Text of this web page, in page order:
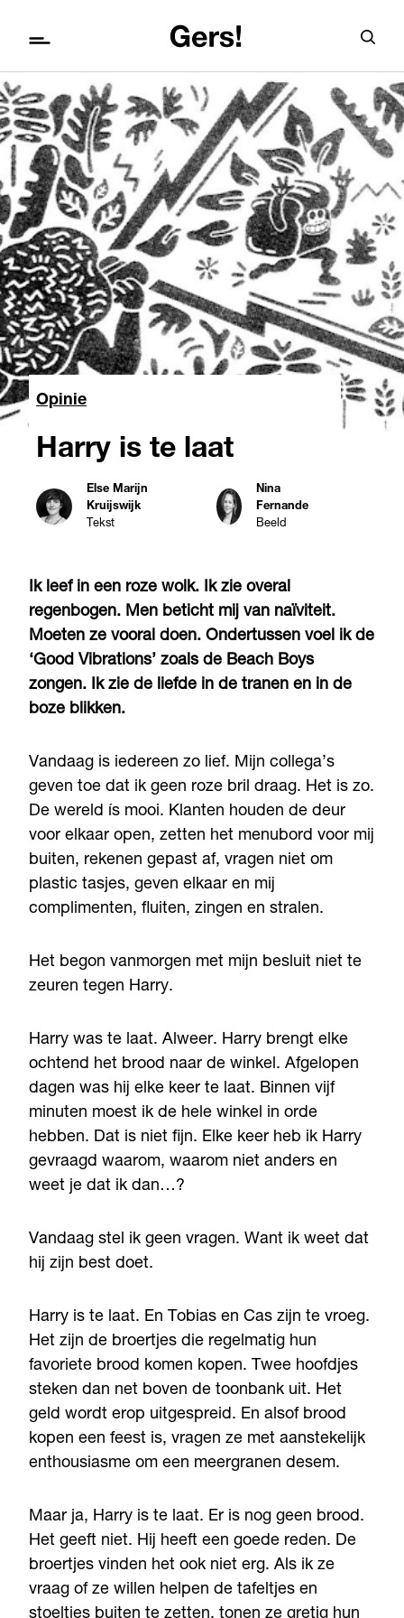
Opinie
Harry is te laat
Else Marijn
Kruijswijk
Tekst
Nina
Fernande
Beeld
Ik leef in een roze wolk. Ik zie overal
regenbogen. Men beticht mij van naïviteit.
Moeten ze vooral doen. Ondertussen voel ik de
‘Good Vibrations’ zoals de Beach Boys
zongen. Ik zie de liefde in de tranen en in de
boze blikken.
Vandaag is iedereen zo lief. Mijn collega’s
geven toe dat ik geen roze bril draag. Het is zo.
De wereld ís mooi. Klanten houden de deur
voor elkaar open, zetten het menubord voor mij
buiten, rekenen gepast af, vragen niet om
plastic tasjes, geven elkaar en mij
complimenten, fluiten, zingen en stralen.
Het begon vanmorgen met mijn besluit niet te
zeuren tegen Harry.
Harry was te laat. Alweer. Harry brengt elke
ochtend het brood naar de winkel. Afgelopen
dagen was hij elke keer te laat. Binnen vijf
minuten moest ik de hele winkel in orde
hebben. Dat is niet fijn. Elke keer heb ik Harry
gevraagd waarom, waarom niet anders en
weet je dat ik dan…?
Vandaag stel ik geen vragen. Want ik weet dat
hij zijn best doet.
Harry is te laat. En Tobias en Cas zijn te vroeg.
Het zijn de broertjes die regelmatig hun
favoriete brood komen kopen. Twee hoofdjes
steken dan net boven de toonbank uit. Het
geld wordt erop uitgespreid. En alsof brood
kopen een feest is, vragen ze met aanstekelijk
enthousiasme om een meergranen desem.
Maar ja, Harry is te laat. Er is nog geen brood.
Het geeft niet. Hij heeft een goede reden. De
broertjes vinden het ook niet erg. Als ik ze
vraag of ze willen helpen de tafeltjes en
stoeltjes buiten te zetten, tonen ze gretig hun